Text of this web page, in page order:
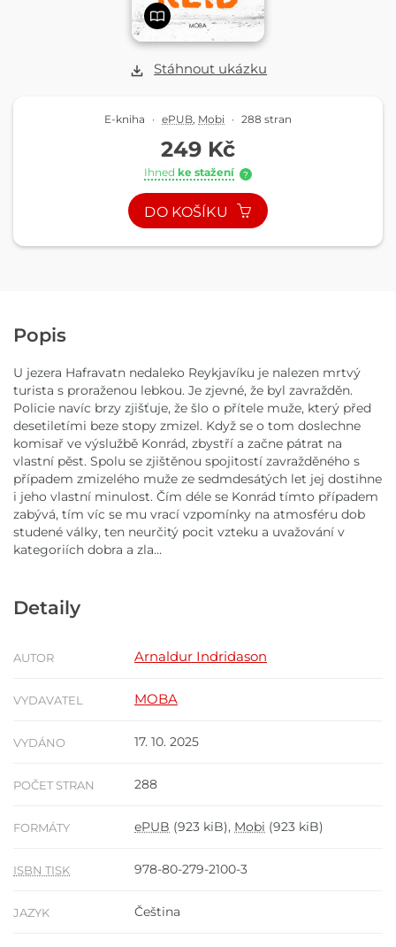
Stáhnout ukázku
E-kniha · ePUB, Mobi · 288 stran
249 Kč
Ihned ke stažení ?
DO KOŠÍKU
Popis
U jezera Hafravatn nedaleko Reykjavíku je nalezen mrtvý
turista s proraženou lebkou. Je zjevné, že byl zavražděn.
Policie navíc brzy zjišťuje, že šlo o přítele muže, který před
desetiletími beze stopy zmizel. Když se o tom doslechne
komisař ve výslužbě Konrád, zbystří a začne pátrat na
vlastní pěst. Spolu se zjištěnou spojitostí zavražděného s
případem zmizelého muže ze sedmdesátých let jej dostihne
i jeho vlastní minulost. Čím déle se Konrád tímto případem
zabývá, tím víc se mu vrací vzpomínky na atmosféru dob
studené války, ten neurčitý pocit vzteku a uvažování v
kategoriích dobra a zla…
Detaily
AUTOR Arnaldur Indridason
VYDAVATEL MOBA
VYDÁNO 17. 10. 2025
POČET STRAN 288
FORMÁTY ePUB (923 kiB), Mobi (923 kiB)
ISBN TISK 978-80-279-2100-3
JAZYK Čeština